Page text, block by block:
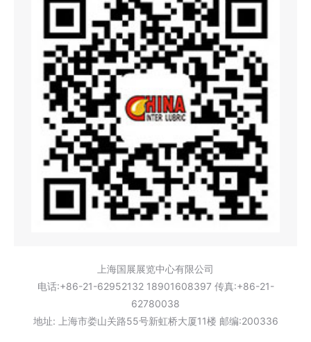
上海国展展览中心有限公司
电话:+86-21-62952132 18901608397 传真:+86-21-
62780038
地址: 上海市娄山关路55号新虹桥大厦11楼 邮编:200336